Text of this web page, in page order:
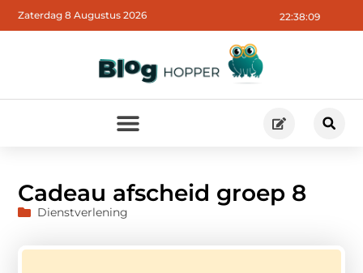
22:38:11
Zaterdag 8 Augustus 2026
Cadeau afscheid groep 8
Dienstverlening